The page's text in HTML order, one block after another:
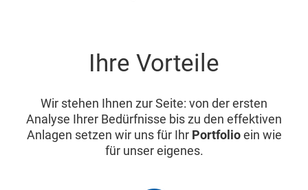
Ihre Vorteile
Wir stehen Ihnen zur Seite: von der ersten
Analyse Ihrer Bedürfnisse bis zu den effektiven
Anlagen setzen wir uns für Ihr Portfolioein wie
für unser eigenes.